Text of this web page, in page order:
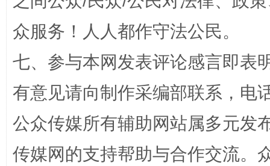
完善运行机制助力责任有效落实 一纸欠
众服务！人人都作守法公民。
七、参与本网发表评论感言即表
有意见请向制作采编部联系，电
公众传媒所有辅助网站属多元发
传媒网的支持帮助与合作交流。